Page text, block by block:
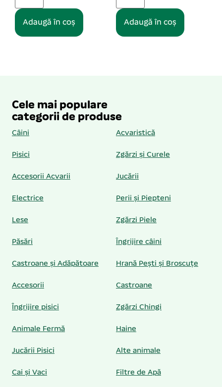
Adaugă în coș
Cele mai populare
categorii de produse
Câini Acvaristică
Pisici Zgărzi și Curele
Accesorii Acvarii Jucării
Electrice Perii și Piepteni
Lese Zgărzi Piele
Păsări Îngrijire câini
Castroane și Adăpătoare Hrană Pești și Broscuțe
Accesorii Castroane
Îngrijire pisici Zgărzi Chingi
Animale Fermă Haine
Jucării Pisici Alte animale
Cai și Vaci Filtre de Apă